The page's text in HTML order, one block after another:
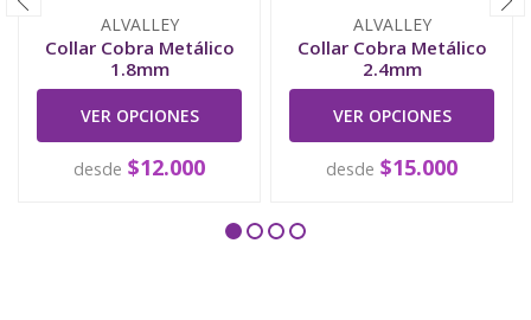
ALVALLEY
Collar Cobra Metálico
1.8mm
VER OPCIONES
desde $12.000
ALVALLEY
Collar Cobra Metálico
2.4mm
VER OPCIONES
desde $15.000